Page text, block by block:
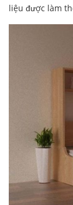
liệu được làm